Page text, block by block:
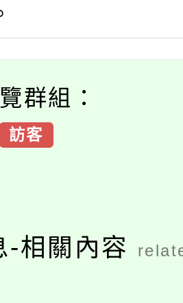
群組：
訪客
-相關內容